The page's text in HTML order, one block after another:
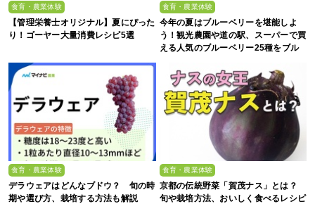
食育・農業体験
【管理栄養士オリジナル】夏にぴった
り！ゴーヤー大量消費レシピ5選
食育・農業体験
今年の夏はブルーベリーを堪能しよ
う！観光農園や道の駅、スーパーで買
える人気のブルーベリー25種をブル
食育・農業体験
デラウェアはどんなブドウ？ 旬の時
期や選び方、栽培する方法も解説
食育・農業体験
京都の伝統野菜「賀茂ナス」とは？
旬や栽培方法、おいしく食べるレシピ